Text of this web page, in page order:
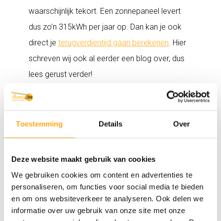
Toestemming Details Over
Deze website maakt gebruik van cookies
We gebruiken cookies om content en advertenties te
personaliseren, om functies voor social media te bieden
en om ons websiteverkeer te analyseren. Ook delen we
informatie over uw gebruik van onze site met onze
waarschijnlijk tekort. Een zonnepaneel levert
dus zo’n 315kWh per jaar op. Dan kan je ook
direct jeterugverdientijd gaan berekenen. Hier
schreven wij ook al eerder een blog over, dus
lees gerust verder!
OVER HET RENDEMENT
Wil je meer weten over jouw persoonlijke
situatie en of zonnepanelen een goede
investering zijn voor jouwbedrijfspandof